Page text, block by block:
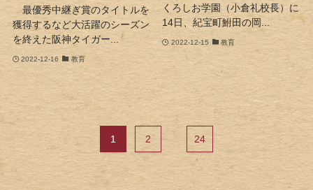
最優秀中継ぎ賞のタイトルを
獲得するなど大活躍のシーズン
を終えた阪神タイガー...
2022-12-16 教育
くろしお学園（小倉礼校長）に
14日、紀宝町鮒田の岡...
2022-12-15 教育
1 2 ... 24